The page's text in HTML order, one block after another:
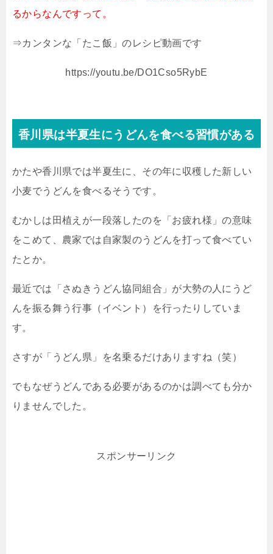
るからなんですって。
⇒カンタンな「たこ飯」のレシピ動画です
https://youtu.be/DO1Cso5RybE
香川県は半夏生にうどんを食べる習慣がある
かたや香川県では半夏生に、その年に収穫した新しい
小麦でうどんを食べるそうです。
むかしは田植えが一段落したのを「お疲れ様」の意味
をこめて、農家では自家製のうどんを打って食べてい
たとか。
最近では「さぬきうどん協同組合」が大勢の人にうど
んを振る舞う行事（イベント）を行ったりしていま
す。
さすが「うどん県」を名乗るだけありますね（笑）
でもなぜうどんである必要があるのかは調べても分か
りませんでした。
スポンサーリンク